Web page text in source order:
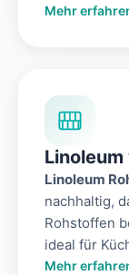
Mehr
Linoleum
nachhaltig,
Rohstoffen
ideal für
Mehr